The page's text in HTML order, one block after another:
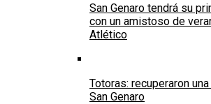
San Genaro tendrá su
con un amistoso de
Atlético
Totoras: recuperaron
San Genaro